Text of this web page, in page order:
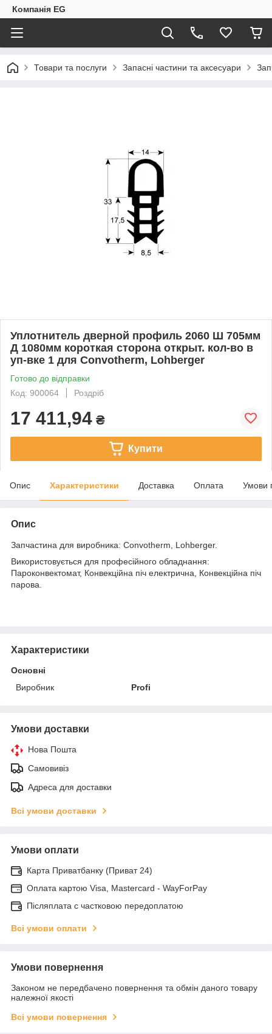
Компанія EG
Товари та послуги Запасні частини та аксесуари
Уплотнитель дверной профиль 2060 Ш 705мм
Д 1080мм короткая сторона открыт. кол-во в
уп-вке 1 для Convotherm, Lohberger
Готово до відправки
Код: 900064
Роздріб
17 411,94 ₴
Купити
Опис Характеристики Доставка Оплата Умови
Опис
Запчастина для виробника: Convotherm, Lohberger.
Використовується для професійного обладнання:
Пароконвектомат, Конвекційна піч електрична, Конвекційна піч
парова.
Характеристики
Основні
Виробник
Profi
Умови доставки
Нова Пошта
Самовивіз
Адреса для доставки
Всі умови доставки
Умови оплати
Карта Приватбанку (Приват 24)
Оплата картою Visa, Mastercard - WayForPay
Післяплата с частковою передоплатою
Всі умови оплати
Умови повернення
Законом не передбачено повернення та обмін даного товару
належної якості
Всі умови повернення